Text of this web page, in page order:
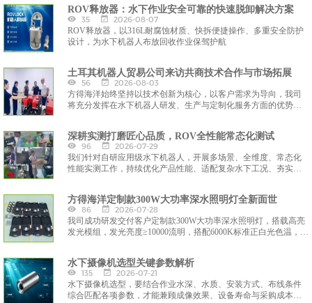
ROV释放器：水下作业安全可靠的快速脱卸解决方案
35
2026-08-07
ROV释放器，以316L耐腐蚀材质、快拆便捷操作、多重安全防护
设计，为水下机器人布放回收作业保驾护航
土耳其机器人贸易公司来访共商技术合作与市场拓展
56
2026-08-03
方得海洋始终坚持以技术创新为核心，以客户需求为导向，我司
将充分发挥在水下机器人研发、生产与定制化服务方面的优势，
深耕实测打磨匠心品质，ROV全性能常态化测试
96
2026-07-29
我们针对自研应用级水下机器人，开展多场景、全维度、常态化
性能实测工作，持续优化产品性能、适配复杂水下工况、夯实设
高可靠智能水下装备。
方得海洋定制款300W大功率深水照明灯全新面世
86
2026-07-28
我司成功研发交付客户定制款300W大功率深水照明灯，搭载高亮
发光模组，发光亮度≥10000流明，搭配6000K标准正白光色温，光
精准度与安全性。
水下摄像机选型关键参数解析
135
2026-07-21
水下摄像机选型，要结合作业水深、水质、安装方式、布线条件
综合匹配各项参数，才能兼顾成像效果、设备寿命与采购成本，